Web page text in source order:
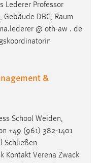
Lederer Professor
, Gebäude DBC, Raum
@ oth-aw . de
&
School Weiden,
+49 (961) 382-1401
Schließen
Kontakt Verena Zwack
Sprache der Website.
mibew_locale, mibew-
nutzen zu können.